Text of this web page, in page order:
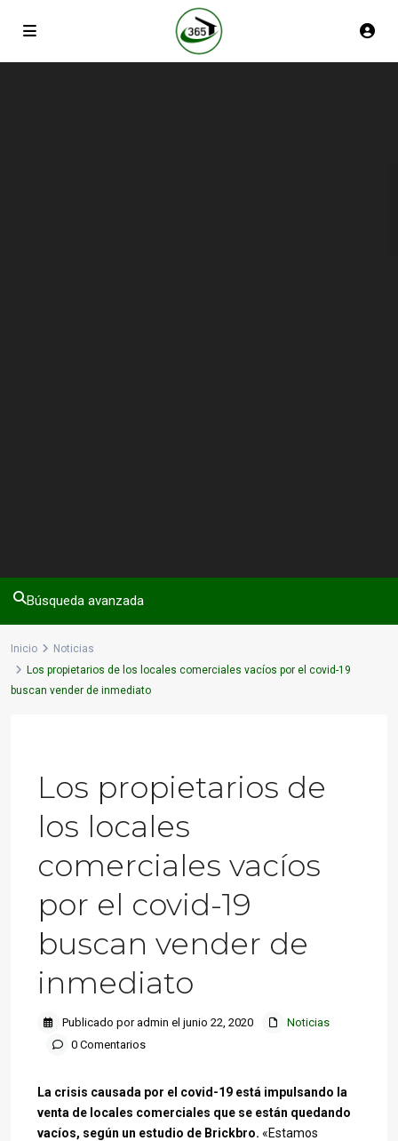
Búsqueda avanzada
Inicio
Noticias
Los propietarios de los locales comerciales vacíos por el covid-19
buscan vender de inmediato
Los propietarios de
los locales
comerciales vacíos
por el covid-19
buscan vender de
inmediato
Publicado por admin el junio 22, 2020
Noticias
0 Comentarios
La crisis causada por el covid-19 está impulsando la
venta de locales comerciales que se están quedando
vacíos, según un estudio de Brickbro. «Estamos